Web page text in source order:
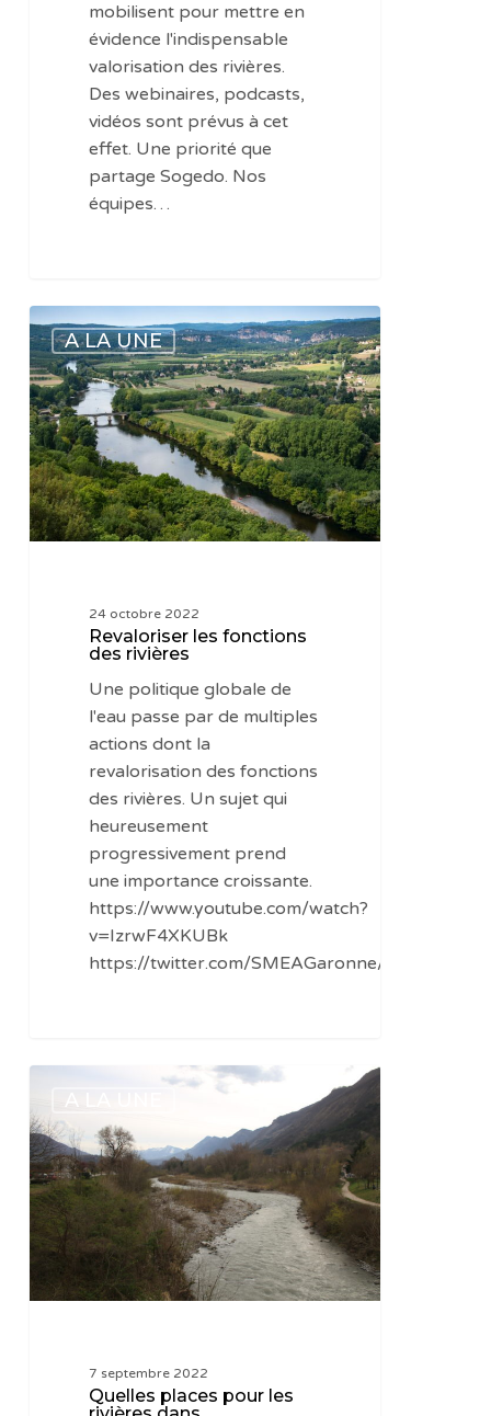
mobilisent pour mettre en
évidence l'indispensable
valorisation des rivières.
Des webinaires, podcasts,
vidéos sont prévus à cet
effet. Une priorité que
partage Sogedo. Nos
équipes…
Revaloriser
les
fonctions
des
rivières
A LA UNE
24 octobre 2022
Revaloriser les fonctions
des rivières
Une politique globale de
l'eau passe par de multiples
actions dont la
revalorisation des fonctions
des rivières. Un sujet qui
heureusement
progressivement prend
une importance croissante.
https://www.youtube.com/watch?
v=IzrwF4XKUBk
https://twitter.com/SMEAGaronne/status/
places
pour
les
rivières
dans
l’aménagement
territoires
A LA UNE
7 septembre 2022
Quelles places pour les